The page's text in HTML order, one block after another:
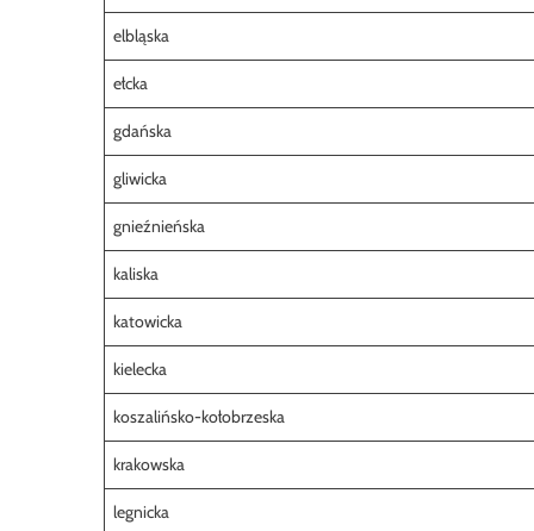
elbląska
ełcka
gdańska
gliwicka
gnieźnieńska
kaliska
katowicka
kielecka
koszalińsko-kołobrzeska
krakowska
legnicka